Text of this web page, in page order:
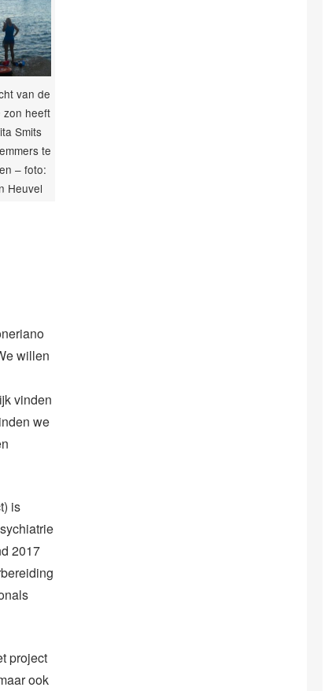
van de
zon heeft
Smits
te
– foto:
Heuvel
willen
vinden
we
is
2017
project
ook